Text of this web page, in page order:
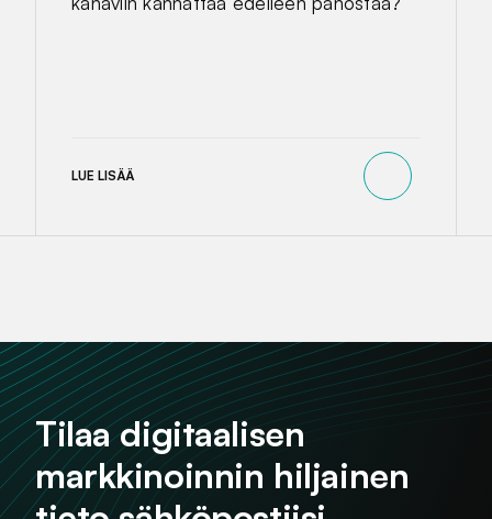
LUE LISÄÄ
Tilaa digitaalisen
markkinoinnin hiljainen